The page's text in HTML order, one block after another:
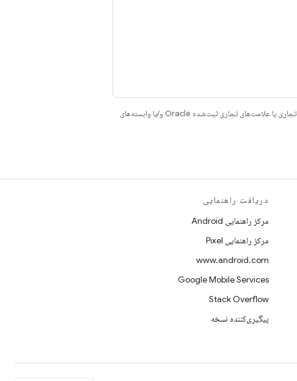
هستند. جاوا و OpenJDK علامت‌های تجاری یا علامت‌های تجاری ثبت‌شده Oracle و/یا وابسته‌های
دریافت راهنمایی
مرکز راهنمایی Android
مرکز راهنمایی Pixel
www.android.com
Google Mobile Services
Stack Overflow
پیگیری‌کننده نسخه